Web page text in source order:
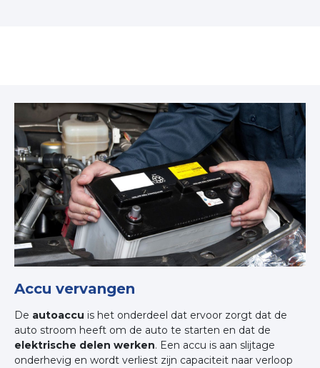
Accu vervangen
De autoaccu is het onderdeel dat ervoor zorgt dat de
auto stroom heeft om de auto te starten en dat de
elektrische delen werken. Een accu is aan slijtage
onderhevig en wordt verliest zijn capaciteit naar verloop